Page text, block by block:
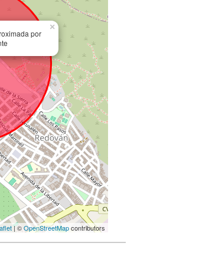
por
×
| ©OpenStreetMapcontributors